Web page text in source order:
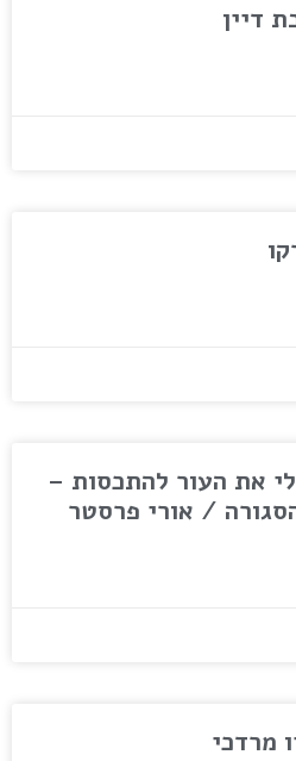
דיין
את העור להתכסות –
/ אורי פרסטר
מרדכי